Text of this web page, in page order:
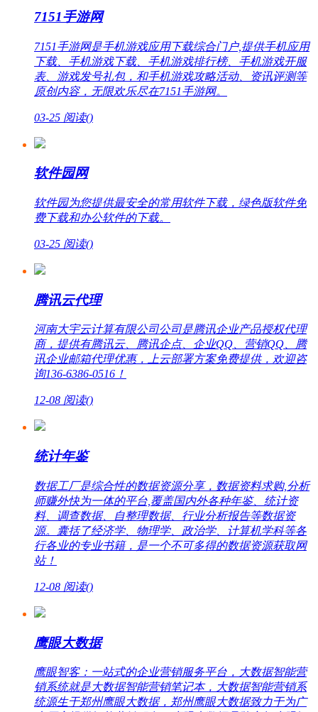
7151手游网
7151手游网是手机游戏应用下载综合门户,提供手机应用
下载、手机游戏下载、手机游戏排行榜、手机游戏开服
表、游戏发号礼包，和手机游戏攻略活动、资讯评测等
原创内容，无限欢乐尽在7151手游网。
03-25 阅读()
软件园网
软件园为您提供最安全的常用软件下载，绿色版软件免
费下载和办公软件的下载。
03-25 阅读()
腾讯云代理
河南大宇云计算有限公司公司是腾讯企业产品授权代理
商，提供有腾讯云、腾讯企点、企业QQ、营销QQ、腾
讯企业邮箱代理优惠，上云部署方案免费提供，欢迎咨
询136-6386-0516！
12-08 阅读()
统计年鉴
数据工厂是综合性的数据资源分享，数据资料求购,分析
师赚外快为一体的平台,覆盖国内外各种年鉴、统计资
料、调查数据、自整理数据、行业分析报告等数据资
源。囊括了经济学、物理学、政治学、计算机学科等各
行各业的专业书籍，是一个不可多得的数据资源获取网
站！
12-08 阅读()
鹰眼大数据
鹰眼智客：一站式的企业营销服务平台，大数据智能营
销系统就是大数据智能营销笔记本，大数据智能营销系
统源生于郑州鹰眼大数据，郑州鹰眼大数据致力于为广